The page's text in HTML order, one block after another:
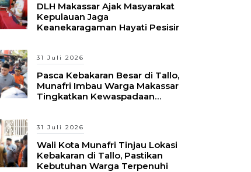
DLH Makassar Ajak Masyarakat
Kepulauan Jaga
Keanekaragaman Hayati Pesisir
31 Juli 2026
Pasca Kebakaran Besar di Tallo,
Munafri Imbau Warga Makassar
Tingkatkan Kewaspadaan
31 Juli 2026
Wali Kota Munafri Tinjau Lokasi
Kebakaran di Tallo, Pastikan
Kebutuhan Warga Terpenuhi